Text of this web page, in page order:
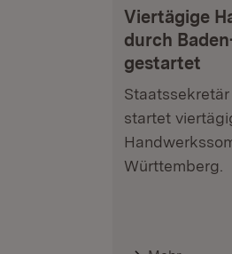
Viertägige
durch
gestartet
startet
Württemberg.